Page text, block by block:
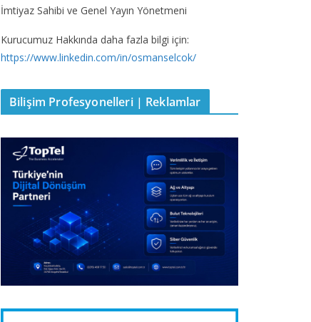
İmtiyaz Sahibi ve Genel Yayın Yönetmeni
Kurucumuz Hakkında daha fazla bilgi için:
https://www.linkedin.com/in/osmanselcok/
Bilişim Profesyonelleri | Reklamlar